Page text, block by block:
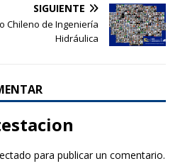
kSIGUIENTE
Chileno de Ingeniería
Hidráulica
para publicar un comentario.